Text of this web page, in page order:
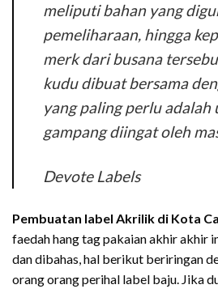
meliputi bahan yang
pemeliharaan, hingga
merk dari busana
kudu dibuat bersama
yang paling perlu adalah
gampang diingat oleh
Devote Labels
Pembuatan label Akrilik di Kota
faedah hang tag pakaian akhir akhir
dan dibahas, hal berikut beriringan
orang orang perihal label baju. Jika